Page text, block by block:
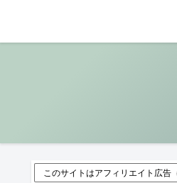
このサイトはアフィリエイト広告